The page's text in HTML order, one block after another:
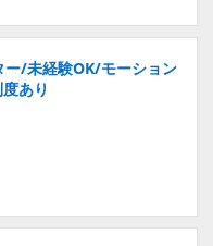
ー/未経験OK/モーション
あり